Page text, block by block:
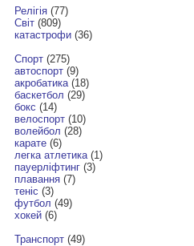
Релігія(77)
Світ(809)
катастрофи(36)
Спорт(275)
автоспорт(9)
акробатика(18)
баскетбол (29)
бокс (14)
велоспорт(10)
волейбол (28)
карате(6)
легка атлетика(1)
пауерліфтинг(3)
плавання(7)
теніс (3)
футбол (49)
хокей(6)
Транспорт(49)